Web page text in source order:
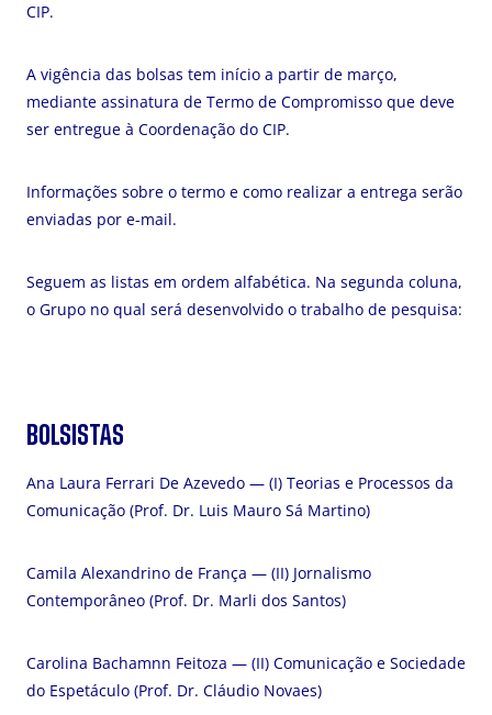
CIP.
A vigência das bolsas tem início a partir de março,
mediante assinatura de Termo de Compromisso que deve
ser entregue à Coordenação do CIP.
Informações sobre o termo e como realizar a entrega serão
enviadas por e-mail.
Seguem as listas em ordem alfabética. Na segunda coluna,
o Grupo no qual será desenvolvido o trabalho de pesquisa:
BOLSISTAS
Ana Laura Ferrari De Azevedo — (I) Teorias e Processos da
Comunicação (Prof. Dr. Luis Mauro Sá Martino)
Camila Alexandrino de França — (II) Jornalismo
Contemporâneo (Prof. Dr. Marli dos Santos)
Carolina Bachamnn Feitoza — (II) Comunicação e Sociedade
do Espetáculo (Prof. Dr. Cláudio Novaes)